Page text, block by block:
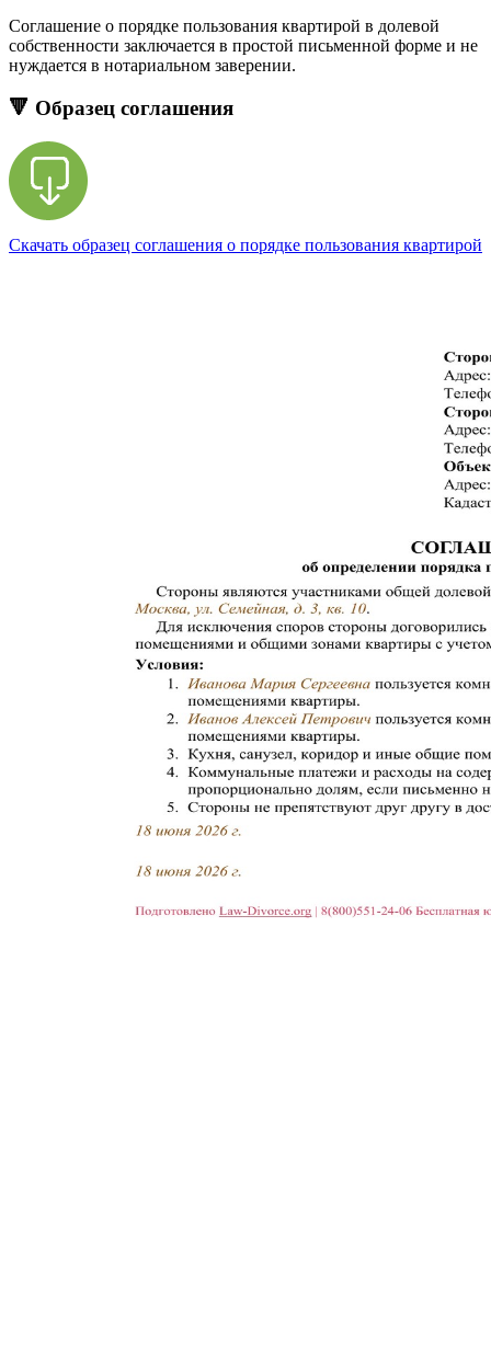
Соглашение о порядке пользования квартирой в долевой
собственности заключается в простой письменной форме и не
нуждается в нотариальном заверении.
🔻 Образец соглашения
Скачать образец соглашения о порядке пользования квартирой